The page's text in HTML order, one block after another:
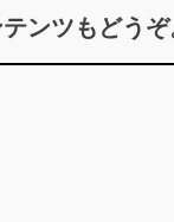
ンツもどうぞ